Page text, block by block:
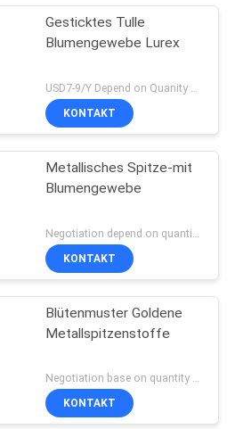
Gesticktes Tulle
Blumengewebe Lurex
KONTAKT
Metallisches Spitze-mit
Blumengewebe
KONTAKT
Blütenmuster Goldene
Metallspitzenstoffe
Negotiation base on quantity MOQ:15y
KONTAKT